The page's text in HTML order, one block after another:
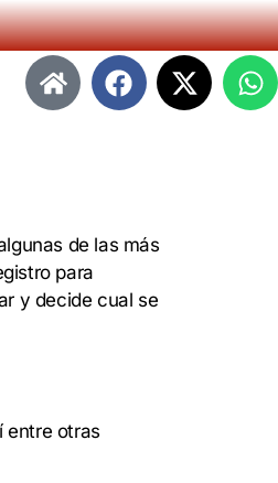
de las más
para
y decide cual se
entre otras